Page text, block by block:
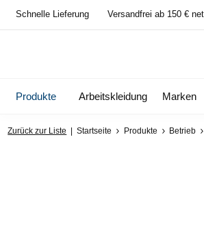
Schnelle Lieferung Versandfrei ab 150 €
Produkte Arbeitskleidung Marken
Zurück zur Liste Startseite Produkte Betrieb